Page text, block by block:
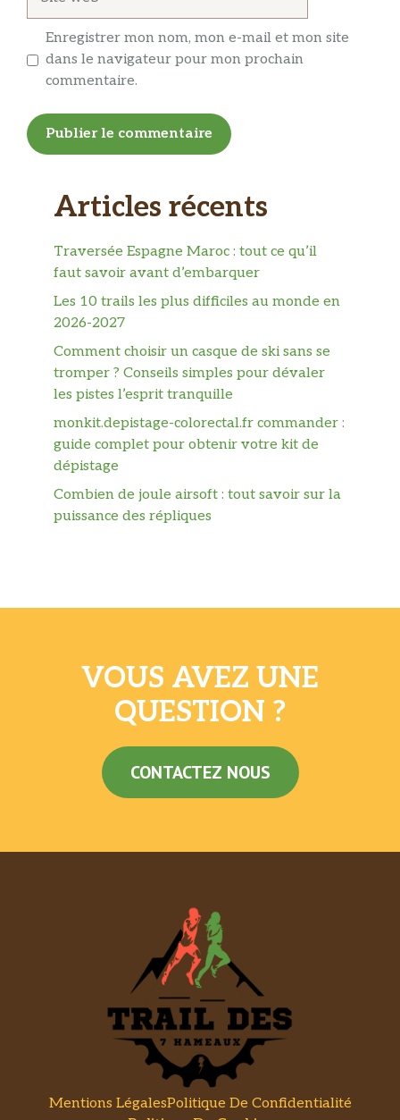
Enregistrer mon nom, mon e-mail et mon site
dans le navigateur pour mon prochain
commentaire.
Articles récents
Traversée Espagne Maroc : tout ce qu’il
faut savoir avant d’embarquer
Les 10 trails les plus difficiles au monde en
2026-2027
Comment choisir un casque de ski sans se
tromper ? Conseils simples pour dévaler
les pistes l’esprit tranquille
monkit.depistage-colorectal.fr commander :
guide complet pour obtenir votre kit de
dépistage
Combien de joule airsoft : tout savoir sur la
puissance des répliques
VOUS AVEZ UNE
QUESTION ?
CONTACTEZ NOUS
Mentions LégalesPolitique De Confidentialité